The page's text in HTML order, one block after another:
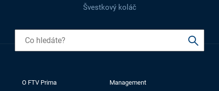
Švestkový koláč
O FTV Prima
Management